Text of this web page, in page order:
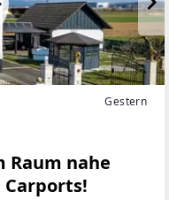
Gestern
Raum nahe
Carports!